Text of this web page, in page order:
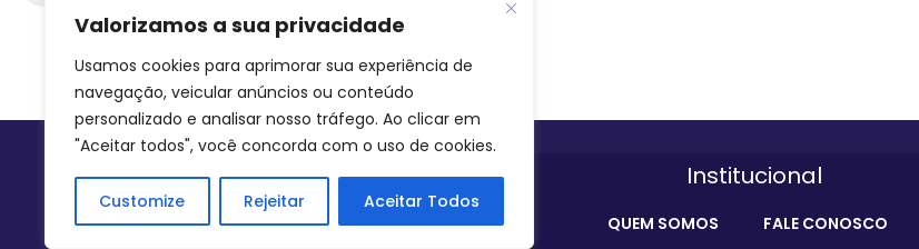
Valorizamos a sua privacidade
Usamos cookies para aprimorar sua experiência de
navegação, veicular anúncios ou conteúdo
personalizado e analisar nosso tráfego. Ao clicar em
"Aceitar todos", você concorda com o uso de cookies.
Customize Rejeitar Aceitar Todos
0 SHARES
Siga-nos Institucional
QUEM SOMOS FALE CONOSCO